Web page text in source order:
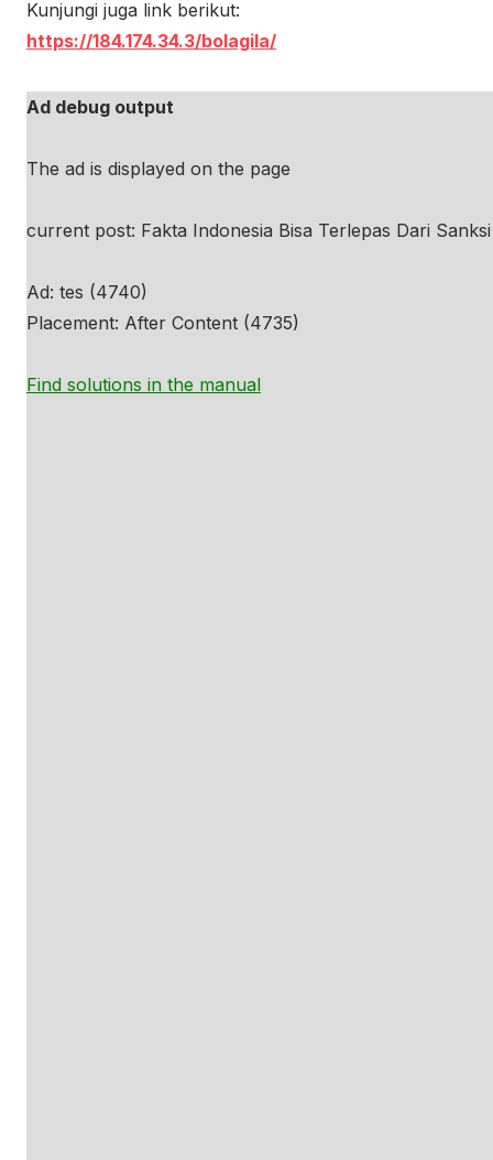
Kunjungi juga link berikut:
https://184.174.34.3/bolagila/
Ad debug output
The ad is displayed on the page
current post: Fakta Indonesia Bisa Terlepas Dari
Ad: tes (4740)
Placement: After Content (4735)
Find solutions in the manual